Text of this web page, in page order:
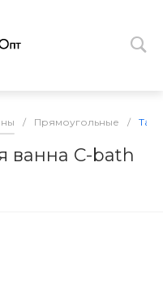
/ Прямоугольные /
ванна С-bath